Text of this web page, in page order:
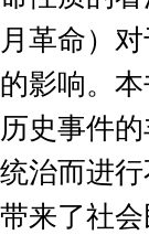
月革命）
的影响。
历史事件
统治而进
带来了社